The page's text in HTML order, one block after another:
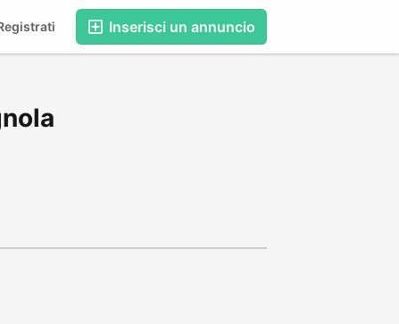
Inserisci un annuncio